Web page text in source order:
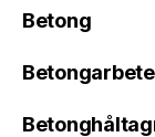
Betong